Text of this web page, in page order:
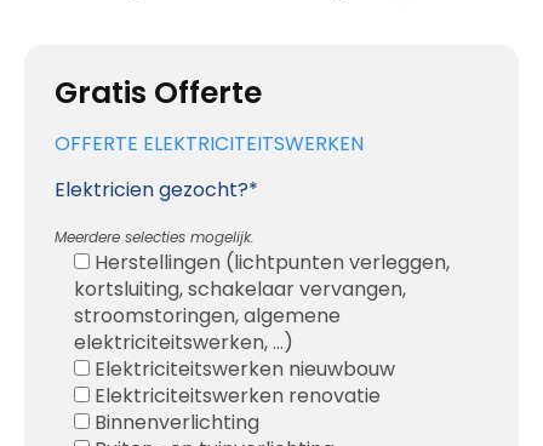
Gratis Offerte
OFFERTE ELEKTRICITEITSWERKEN
Elektricien gezocht?*
Meerdere selecties mogelijk.
Herstellingen (lichtpunten verleggen,
kortsluiting, schakelaar vervangen,
stroomstoringen, algemene
elektriciteitswerken, ...)
Elektriciteitswerken nieuwbouw
Elektriciteitswerken renovatie
Binnenverlichting